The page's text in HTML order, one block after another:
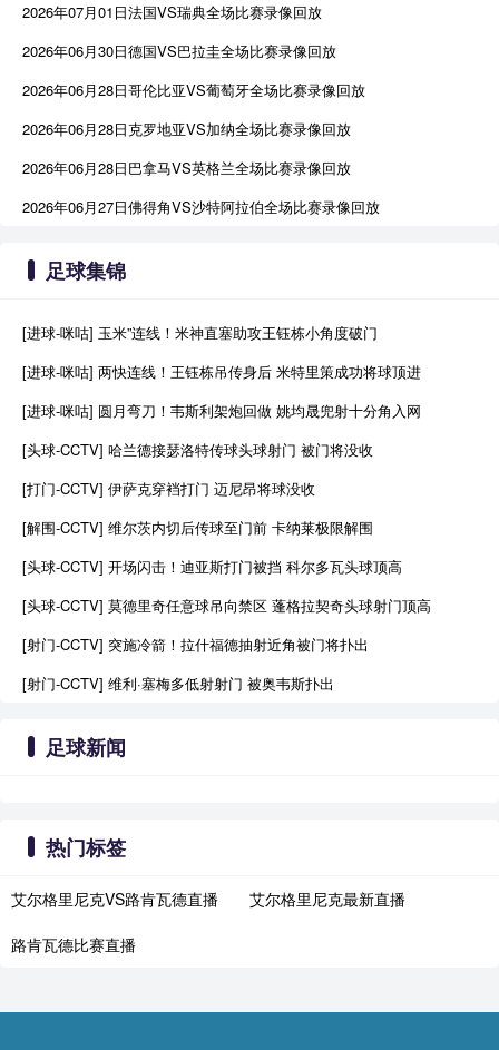
2026年07月01日法国VS瑞典全场比赛录像回放
2026年06月30日德国VS巴拉圭全场比赛录像回放
2026年06月28日哥伦比亚VS葡萄牙全场比赛录像回放
2026年06月28日克罗地亚VS加纳全场比赛录像回放
2026年06月28日巴拿马VS英格兰全场比赛录像回放
2026年06月27日佛得角VS沙特阿拉伯全场比赛录像回放
足球集锦
[进球-咪咕] 玉米”连线！米神直塞助攻王钰栋小角度破门
[进球-咪咕] 两快连线！王钰栋吊传身后 米特里策成功将球顶进
[进球-咪咕] 圆月弯刀！韦斯利架炮回做 姚均晟兜射十分角入网
[头球-CCTV] 哈兰德接瑟洛特传球头球射门 被门将没收
[打门-CCTV] 伊萨克穿裆打门 迈尼昂将球没收
[解围-CCTV] 维尔茨内切后传球至门前 卡纳莱极限解围
[头球-CCTV] 开场闪击！迪亚斯打门被挡 科尔多瓦头球顶高
[头球-CCTV] 莫德里奇任意球吊向禁区 蓬格拉契奇头球射门顶高
[射门-CCTV] 突施冷箭！拉什福德抽射近角被门将扑出
[射门-CCTV] 维利·塞梅多低射射门 被奥韦斯扑出
足球新闻
热门标签
艾尔格里尼克VS路肯瓦德直播 艾尔格里尼克最新直播
路肯瓦德比赛直播